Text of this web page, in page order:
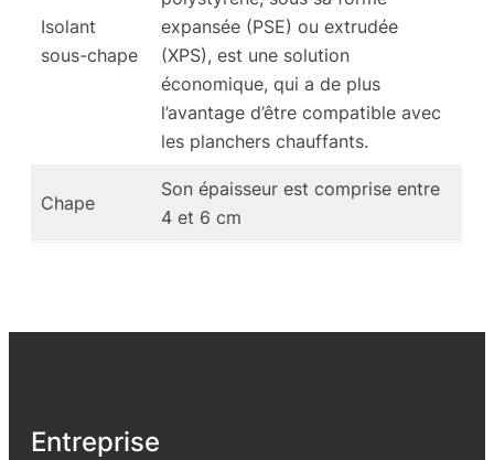
Isolant
sous-chape
expansée (PSE) ou extrudée
(XPS), est une solution
économique, qui a de plus
l’avantage d’être compatible avec
les planchers chauffants.
Chape
Son épaisseur est comprise entre
4 et 6 cm
Entreprise